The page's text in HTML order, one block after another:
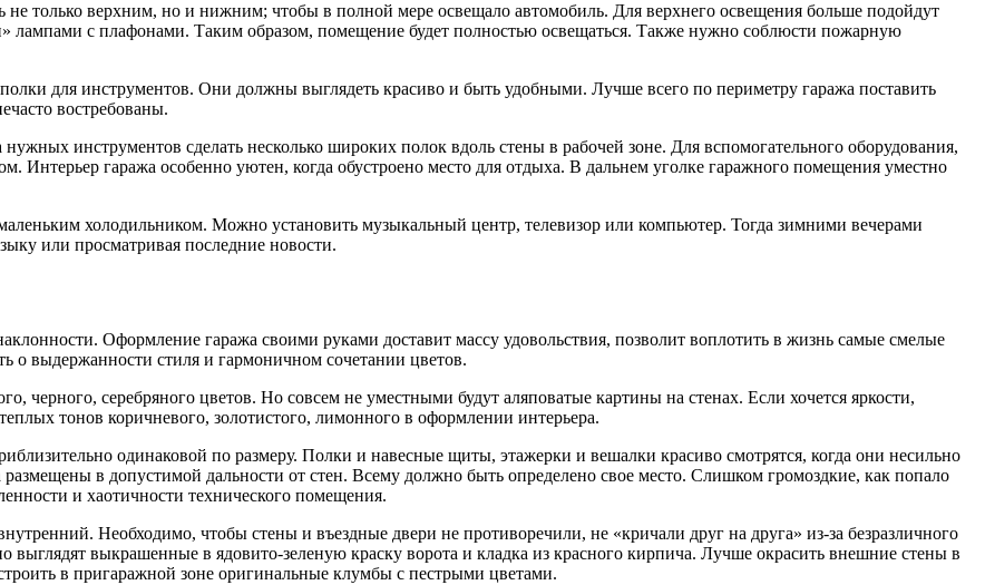
только верхним, но и нижним; чтобы в полной мере освещало автомобиль. Для верхнего освещения больше подойдут
лампами с плафонами. Таким образом, помещение будет полностью освещаться. Также нужно соблюсти пожарную
для инструментов. Они должны выглядеть красиво и быть удобными. Лучше всего по периметру гаража поставить
востребованы.
инструментов сделать несколько широких полок вдоль стены в рабочей зоне. Для вспомогательного оборудования,
Интерьер гаража особенно уютен, когда обустроено место для отдыха. В дальнем уголке гаражного помещения уместно
холодильником. Можно установить музыкальный центр, телевизор или компьютер. Тогда зимними вечерами
или просматривая последние новости.
Оформление гаража своими руками доставит массу удовольствия, позволит воплотить в жизнь самые смелые
о выдержанности стиля и гармоничном сочетании цветов.
черного, серебряного цветов. Но совсем не уместными будут аляповатые картины на стенах. Если хочется яркости,
тонов коричневого, золотистого, лимонного в оформлении интерьера.
одинаковой по размеру. Полки и навесные щиты, этажерки и вешалки красиво смотрятся, когда они несильно
в допустимой дальности от стен. Всему должно быть определено свое место. Слишком громоздкие, как попало
и хаотичности технического помещения.
Необходимо, чтобы стены и въездные двери не противоречили, не «кричали друг на друга» из-за безразличного
выкрашенные в ядовито-зеленую краску ворота и кладка из красного кирпича. Лучше окрасить внешние стены в
в пригаражной зоне оригинальные клумбы с пестрыми цветами.